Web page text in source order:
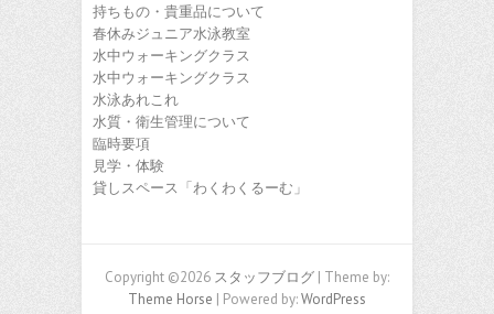
持ちもの・貴重品について
春休みジュニア水泳教室
水中ウォーキングクラス
水中ウォーキングクラス
水泳あれこれ
水質・衛生管理について
臨時要項
見学・体験
貸しスペース「わくわくるーむ」
Copyright ©2026 スタッフブログ | Theme by:
Theme Horse | Powered by:WordPress